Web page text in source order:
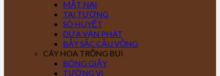
MẮT NAI
TAI TƯỢNG
SÒ HUYẾT
DỨA VẠN PHÁT
BẢY SẮC CẦU VỒNG
CÂY HOA TRỒNG BỤI
BÔNG GIẤY
TƯỜNG VI